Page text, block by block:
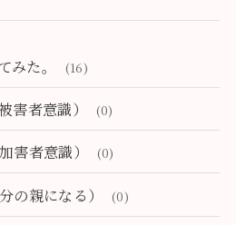
みた。 (16)
害者意識） (0)
害者意識） (0)
の親になる） (0)